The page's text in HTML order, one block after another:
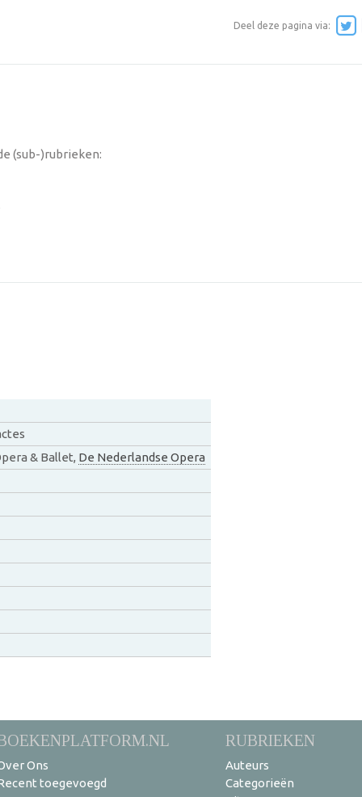
Deel deze pagina via:
(sub-)rubrieken:
& Ballet, De Nederlandse Opera
Ons
toegevoegd
RUBRIEKEN
Auteurs
Categorieën